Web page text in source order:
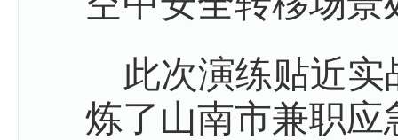
此次演练贴近
炼了山南市兼职应